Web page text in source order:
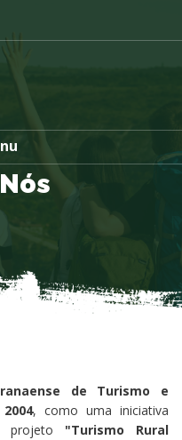
de Turismo e
2004, como uma iniciativa
projeto "Turismo Rural